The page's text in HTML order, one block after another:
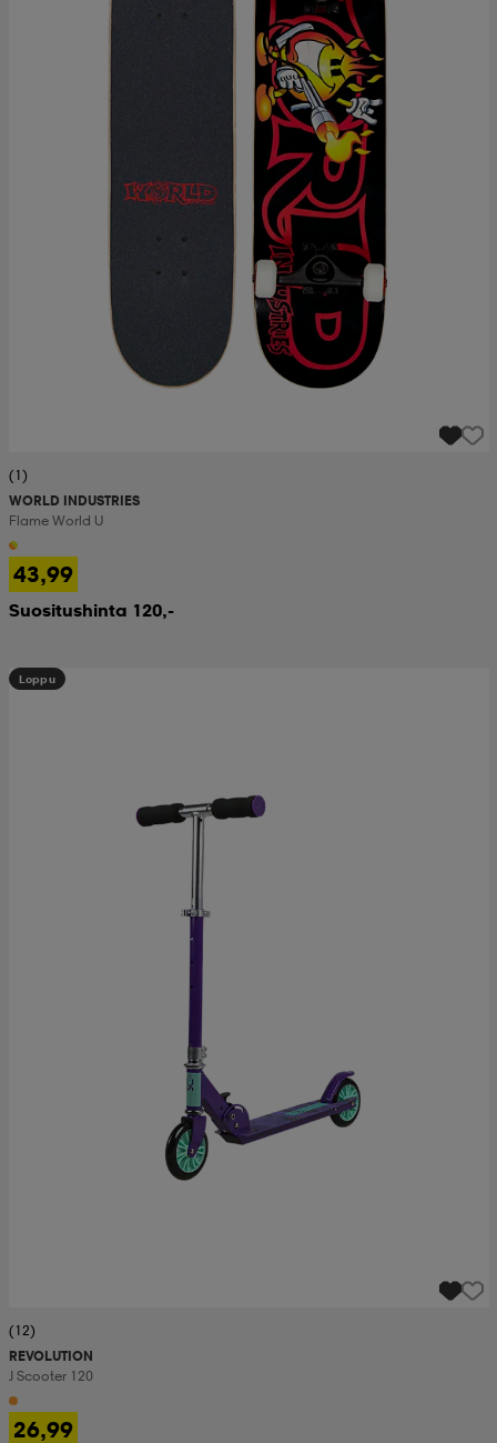
(1)
WORLD INDUSTRIES
Flame World U
43,99
Suositushinta 120,-
Loppu
(12)
REVOLUTION
J Scooter 120
26,99